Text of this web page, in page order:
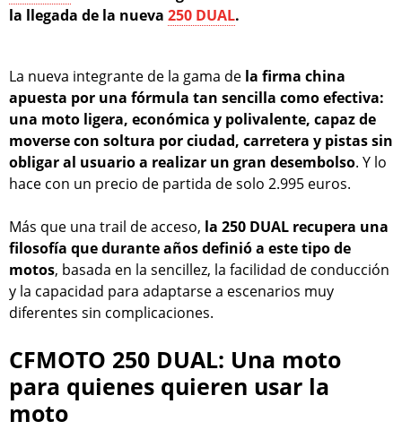
la llegada de la nueva 250 DUAL.
La nueva integrante de la gama de la firma china
apuesta por una fórmula tan sencilla como efectiva:
una moto ligera, económica y polivalente, capaz de
moverse con soltura por ciudad, carretera y pistas sin
obligar al usuario a realizar un gran desembolso. Y lo
hace con un precio de partida de solo 2.995 euros.
Más que una trail de acceso, la 250 DUAL recupera una
filosofía que durante años definió a este tipo de
motos, basada en la sencillez, la facilidad de conducción
y la capacidad para adaptarse a escenarios muy
diferentes sin complicaciones.
CFMOTO 250 DUAL: Una moto
para quienes quieren usar la
moto